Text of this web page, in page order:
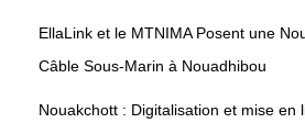
EllaLink et le MTNIMA Posent une
Câble Sous-Marin à Nouadhibou
Nouakchott : Digitalisation et mise en